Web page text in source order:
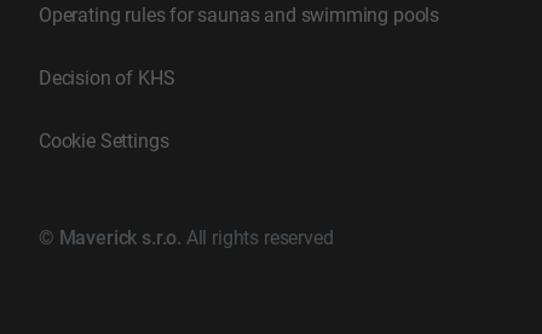
Operating rules for saunas and swimming pools
Decision of KHS
Cookie Settings
© Maverick s.r.o. All rights reserved